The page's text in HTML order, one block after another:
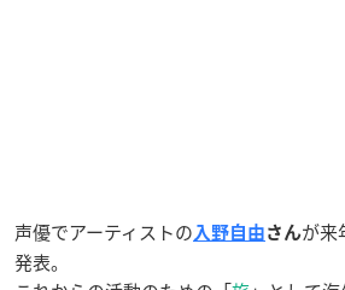
声優でアーティストの 入野自由 さんが来
発表。